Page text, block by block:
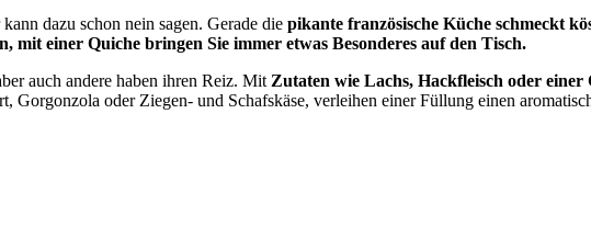
dazu schon nein sagen. Gerade die pikante französische Küche schmeckt
mit einer Quiche bringen Sie immer etwas Besonderes auf den Tisch.
auch andere haben ihren Reiz. Mit Zutaten wie Lachs, Hackfleisch oder einer
Gorgonzola oder Ziegen- und Schafskäse, verleihen einer Füllung einen